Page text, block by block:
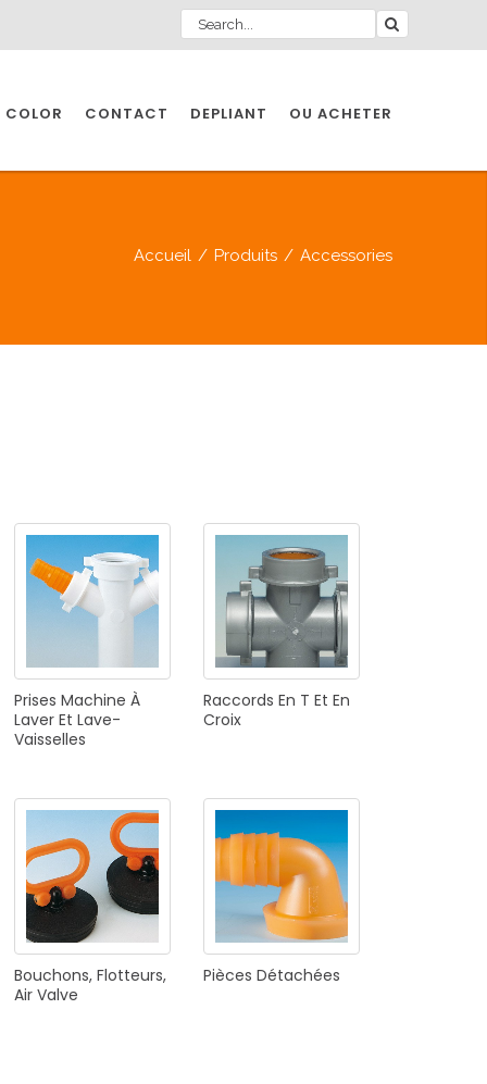
COLOR CONTACT DEPLIANT OU ACHETER
Accueil / Produits / Accessories
Prises Machine À
Laver Et Lave-
Vaisselles
Raccords En T Et En
Croix
Bouchons, Flotteurs,
Air Valve
Pièces Détachées